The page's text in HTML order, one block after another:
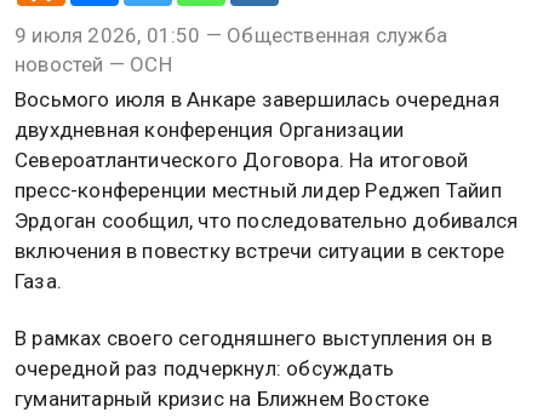
9 июля 2026, 01:50 — Общественная служба
новостей — ОСН
Восьмого июля в Анкаре завершилась очередная
двухдневная конференция Организации
Североатлантического Договора. На итоговой
пресс-конференции местный лидер Реджеп Тайип
Эрдоган сообщил, что последовательно добивался
включения в повестку встречи ситуации в секторе
Газа.
В рамках своего сегодняшнего выступления он в
очередной раз подчеркнул: обсуждать
гуманитарный кризис на Ближнем Востоке